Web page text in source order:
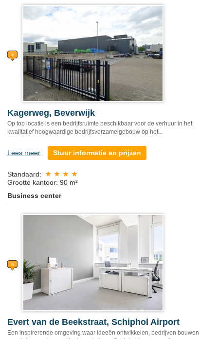
Kagerweg, Beverwijk
Op top locatie is een bedrijfsruimte beschikbaar voor de verhuur in het
kwalitatief hoogwaardige bedrijfsverzamelgebouw op het...
Lees meer Stuur informatie en prijzen
Standaard:
Grootte kantoor: 90 m²
Business center
Evert van de Beekstraat, Schiphol Airport
Een inspirerende omgeving waar ideeën ontwikkelen, bedrijven bouwen